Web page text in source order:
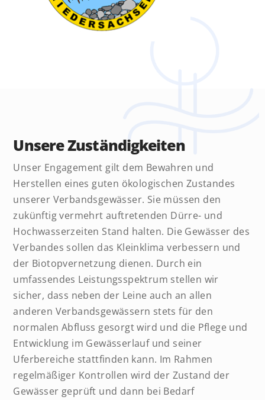
Unsere Zuständigkeiten
Unser Engagement gilt dem Bewahren und
Herstellen eines guten ökologischen Zustandes
unserer Verbandsgewässer. Sie müssen den
zukünftig vermehrt auftretenden Dürre- und
Hochwasserzeiten Stand halten. Die Gewässer des
Verbandes sollen das Kleinklima verbessern und
der Biotopvernetzung dienen. Durch ein
umfassendes Leistungsspektrum stellen wir
sicher, dass neben der Leine auch an allen
anderen Verbandsgewässern stets für den
normalen Abfluss gesorgt wird und die Pflege und
Entwicklung im Gewässerlauf und seiner
Uferbereiche stattfinden kann. Im Rahmen
regelmäßiger Kontrollen wird der Zustand der
Gewässer geprüft und dann bei Bedarf